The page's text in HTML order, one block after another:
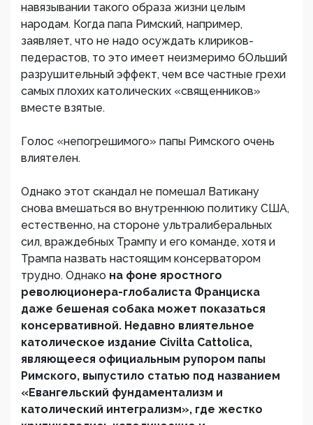
навязывании такого образа жизни целым
народам. Когда папа Римский, например,
заявляет, что не надо осуждать клириков-
педерастов, то это имеет неизмеримо бОльший
разрушительный эффект, чем все частные грехи
самых плохих католических «священников»
вместе взятые.
Голос «непогрешимого» папы Римского очень
влиятелен.
Однако этот скандал не помешал Ватикану
снова вмешаться во внутреннюю политику США,
естественно, на стороне ультралиберальных
сил, враждебных Трампу и его команде, хотя и
Трампа назвать настоящим консерватором
трудно. Однако на фоне яростного
революционера-глобалиста Франциска
даже бешеная собака может показаться
консервативной. Недавно влиятельное
католическое издание Civilta Cattolica,
являющееся официальным рупором папы
Римского, выпустило статью под названием
«Евангельский фундаментализм и
католический интегрализм», где жестко